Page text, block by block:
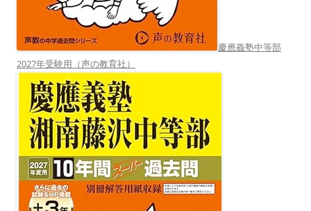
慶應義塾中等部
2027年受験用（声の教育社）